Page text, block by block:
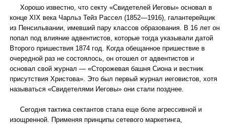
Хорошо известно, что секту «Свидетелей Иеговы» основал в
конце XIX века Чарльз Тейз Рассел (1852—1916), галантерейщик
из Пенсильвании, имевший пару классов образования. В 16 лет он
попал под влияние адвентистов, которые тогда указывали датой
Второго пришествия 1874 год. Когда обещанное пришествие в
очередной раз не состоялось, он отошел от адвентистов и
основал свой журнал — «Сторожевая башня Сиона и вестник
присутствия Христова». Это был первый журнал иеговистов, хотя
называться «Свидетелями Иеговы» они стали позднее.
Сегодня тактика сектантов стала еще боле агрессивной и
изощренной. Применяя принципы сетевого маркетинга,